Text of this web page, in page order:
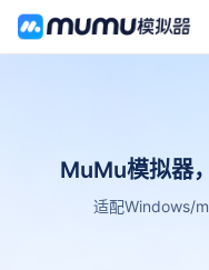
MuMu模拟器
适配Windows/